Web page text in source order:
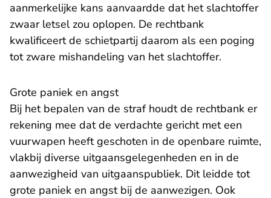
aanmerkelijke kans aanvaardde dat het slachtoffer
zwaar letsel zou oplopen. De rechtbank
kwalificeert de schietpartij daarom als een poging
tot zware mishandeling van het slachtoffer.
Grote paniek en angst
Bij het bepalen van de straf houdt de rechtbank er
rekening mee dat de verdachte gericht met een
vuurwapen heeft geschoten in de openbare ruimte,
vlakbij diverse uitgaansgelegenheden en in de
aanwezigheid van uitgaanspubliek. Dit leidde tot
grote paniek en angst bij de aanwezigen. Ook